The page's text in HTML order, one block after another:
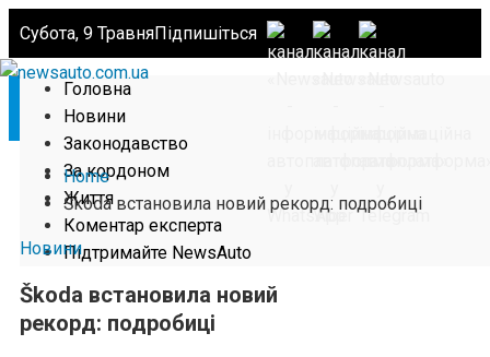
Субота, 9 ТравняПідпишіться
Головна
Новини
Законодавство
За кордоном
Життя
Коментар експерта
Підтримайте NewsAuto
Home
Škoda встановила новий рекорд: подробиці
Новини
Škoda встановила новий
рекорд: подробиці